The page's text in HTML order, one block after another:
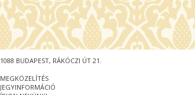
1088 BUDAPEST, RÁKÓCZI ÚT 21.
MEGKÖZELÍTÉS
JEGYINFORMÁCIÓ